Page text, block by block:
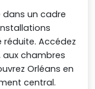
dans un cadre
Accédez
chambres
Orléans en
central.